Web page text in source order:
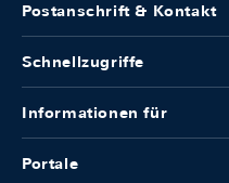
Postanschrift & Kontakt
Schnellzugriffe
Informationen für
Portale